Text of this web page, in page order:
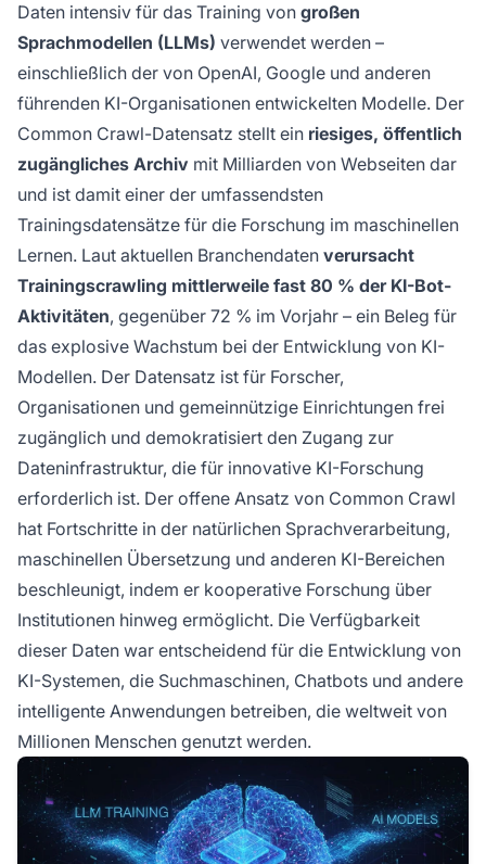
Daten intensiv für das Training von großen
Sprachmodellen (LLMs) verwendet werden –
einschließlich der von OpenAI, Google und anderen
führenden KI-Organisationen entwickelten Modelle. Der
Common Crawl-Datensatz stellt ein riesiges, öffentlich
zugängliches Archiv mit Milliarden von Webseiten dar
und ist damit einer der umfassendsten
Trainingsdatensätze für die Forschung im maschinellen
Lernen. Laut aktuellen Branchendaten verursacht
Trainingscrawling mittlerweile fast 80 % der KI-Bot-
Aktivitäten, gegenüber 72 % im Vorjahr – ein Beleg für
das explosive Wachstum bei der Entwicklung von KI-
Modellen. Der Datensatz ist für Forscher,
Organisationen und gemeinnützige Einrichtungen frei
zugänglich und demokratisiert den Zugang zur
Dateninfrastruktur, die für innovative KI-Forschung
erforderlich ist. Der offene Ansatz von Common Crawl
hat Fortschritte in der natürlichen Sprachverarbeitung,
maschinellen Übersetzung und anderen KI-Bereichen
beschleunigt, indem er kooperative Forschung über
Institutionen hinweg ermöglicht. Die Verfügbarkeit
dieser Daten war entscheidend für die Entwicklung von
KI-Systemen, die Suchmaschinen, Chatbots und andere
intelligente Anwendungen betreiben, die weltweit von
Millionen Menschen genutzt werden.